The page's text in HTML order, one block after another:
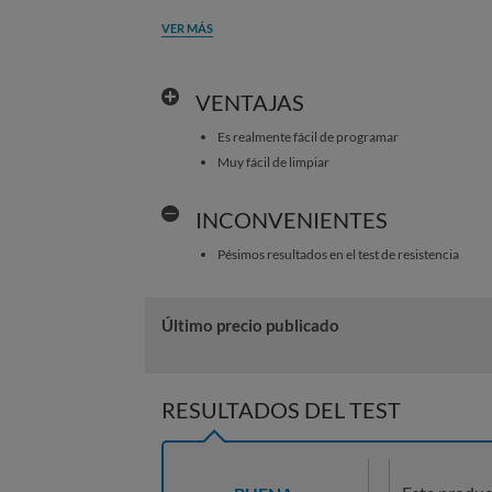
VER MÁS
VENTAJAS
Es realmente fácil de programar
Muy fácil de limpiar
INCONVENIENTES
Pésimos resultados en el test de resistencia
Último precio publicado
RESULTADOS DEL TEST